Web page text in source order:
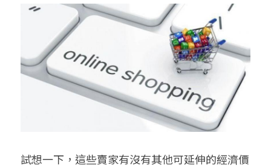
試想一下，這些賣家有沒有其他可延伸的經濟價